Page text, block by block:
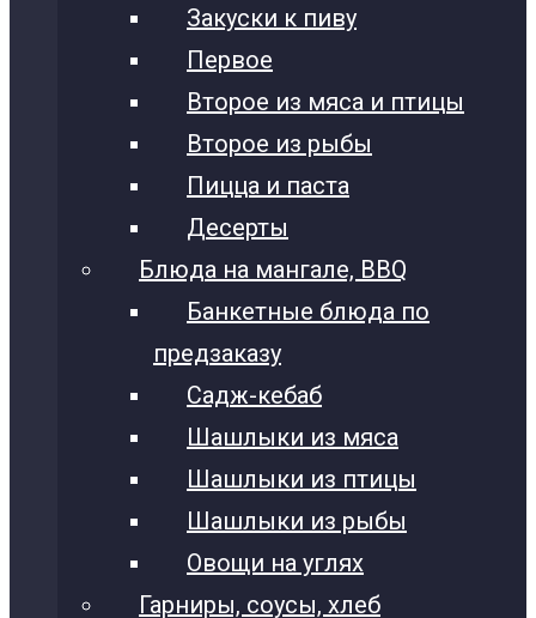
Закуски к пиву
Первое
Второе из мяса и птицы
Второе из рыбы
Пицца и паста
Десерты
Блюда на мангале, BBQ
Банкетные блюда по
предзаказу
Садж-кебаб
Шашлыки из мяса
Шашлыки из птицы
Шашлыки из рыбы
Овощи на углях
Гарниры, соусы, хлеб